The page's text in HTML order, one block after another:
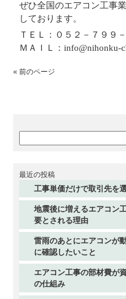
ぜひ全国のエアコン工事
しております。
ＴＥＬ：０５２－７９９
ＭＡＩＬ：info@nihonku-
« 前のページ
最近の投稿
工事単価だけで取引先を
地震後に増えるエアコン
要とされる理由
雷雨のあとにエアコンが
に確認したいこと
エアコン工事の部材費が
の仕組み